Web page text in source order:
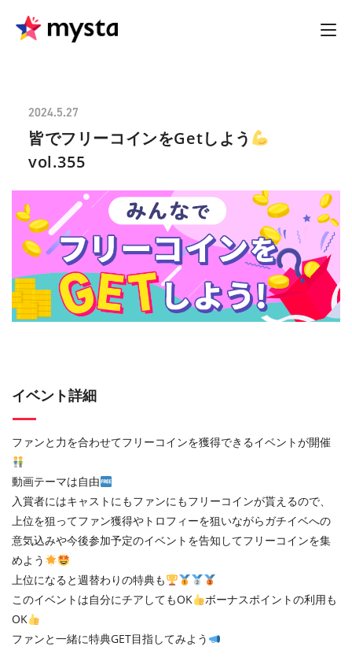
2024.5.27
皆でフリーコインをGetしよう
vol.355
イベント詳細
ファンと力を合わせてフリーコインを獲得できるイベントが開催
動画テーマは自由
入賞者にはキャストにもファンにもフリーコインが貰えるので、
上位を狙ってファン獲得やトロフィーを狙いながらガチイベへの
意気込みや今後参加予定のイベントを告知してフリーコインを集
めよう
上位になると週替わりの特典も
このイベントは自分にチアしてもOK
ボーナスポイントの利用も
OK
ファンと一緒に特典GET目指してみよう